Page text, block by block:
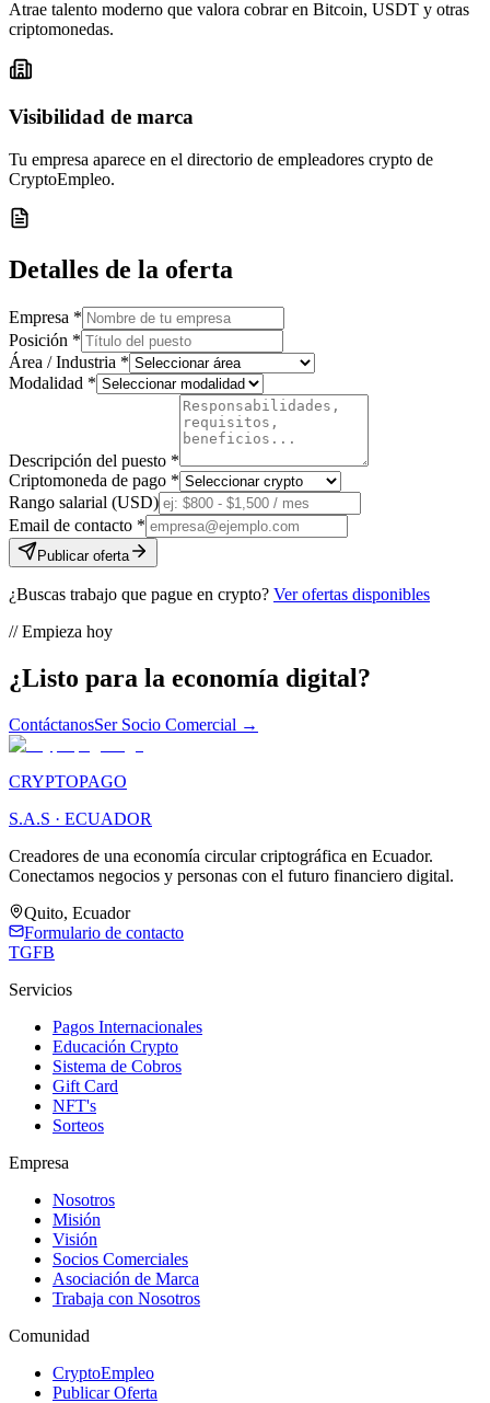
Atrae talento moderno que valora cobrar en Bitcoin, USDT y otras
criptomonedas.
Visibilidad de marca
Tu empresa aparece en el directorio de empleadores crypto de
CryptoEmpleo.
Detalles de la oferta
Empresa *
Posición *
Área / Industria *
Modalidad *
Descripción del puesto *
Criptomoneda de pago *
Rango salarial (USD)
Email de contacto *
Publicar oferta
¿Buscas trabajo que pague en crypto? Ver ofertas disponibles
// Empieza hoy
¿Listo para la economía digital?
ContáctanosSer Socio Comercial →
CRYPTOPAGO
S.A.S · ECUADOR
Creadores de una economía circular criptográfica en Ecuador.
Conectamos negocios y personas con el futuro financiero digital.
Quito, Ecuador
Formulario de contacto
TGFB
Servicios
Pagos Internacionales
Educación Crypto
Sistema de Cobros
Gift Card
NFT's
Sorteos
Empresa
Nosotros
Misión
Visión
Socios Comerciales
Asociación de Marca
Trabaja con Nosotros
Comunidad
CryptoEmpleo
Publicar Oferta